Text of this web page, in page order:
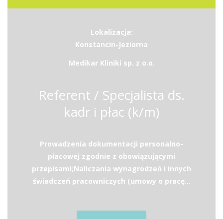
Lokalizacja:
Konstancin-Jeziorna
Medikar Kliniki sp. z o.o.
Referent / Specjalista ds.
kadr i płac (k/m)
Prowadzenia dokumentacji personalno-
płacowej zgodnie z obowiązującymi
przepisami;Naliczania wynagrodzeń i innych
świadczeń pracowniczych (umowy o pracę...